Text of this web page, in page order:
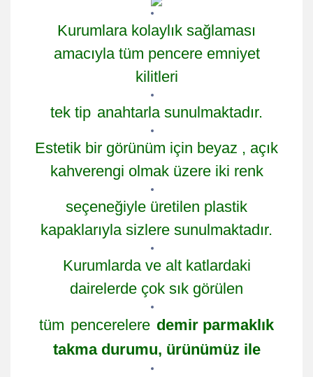
Kurumlara kolaylık sağlaması
amacıyla tüm pencere emniyet
kilitleri
tek tip anahtarla sunulmaktadır.
Estetik bir görünüm için beyaz , açık
kahverengi olmak üzere iki renk
seçeneğiyle üretilen plastik
kapaklarıyla sizlere sunulmaktadır.
Kurumlarda ve alt katlardaki
dairelerde çok sık görülen
tüm pencerelere demir parmaklık
takma durumu, ürünümüz ile